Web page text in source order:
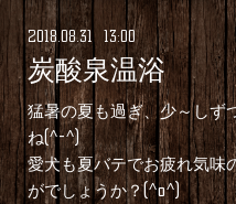
2018.08.31 13:00
炭酸泉温浴
猛暑の夏も過ぎ、少～しず
ね(^-^)
愛犬も夏バテでお疲れ気味
がでしょうか？(^o^)